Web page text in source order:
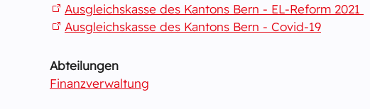
Ausgleichskasse des Kantons Bern - EL-Reform 2021
Ausgleichskasse des Kantons Bern - Covid-19
Abteilungen
Finanzverwaltung